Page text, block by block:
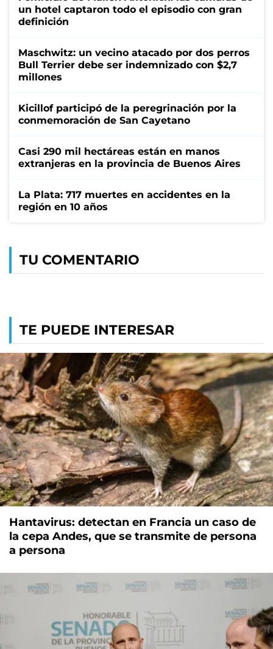
un hotel captaron todo el episodio con gran
definición
Maschwitz: un vecino atacado por dos perros
Bull Terrier debe ser indemnizado con $2,7
millones
Kicillof participó de la peregrinación por la
conmemoración de San Cayetano
Casi 290 mil hectáreas están en manos
extranjeras en la provincia de Buenos Aires
La Plata: 717 muertes en accidentes en la
región en 10 años
TU COMENTARIO
TE PUEDE INTERESAR
Hantavirus: detectan en Francia un caso de
la cepa Andes, que se transmite de persona
a persona